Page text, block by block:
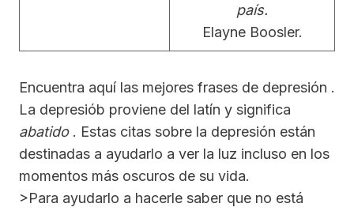
país.
Elayne Boosler.
Encuentra aquí las mejores frases de depresión .
La depresiób proviene del latín y significa
abatido. Estas citas sobre la depresión están
destinadas a ayudarlo a ver la luz incluso en los
momentos más oscuros de su vida.
>Para ayudarlo a hacerle saber que no está